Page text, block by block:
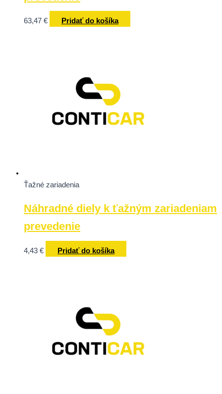
63,47 € Pridať do košíka
Ťažné zariadenia
Náhradné diely k ťažným zariadeniam
prevedenie
4,43 € Pridať do košíka